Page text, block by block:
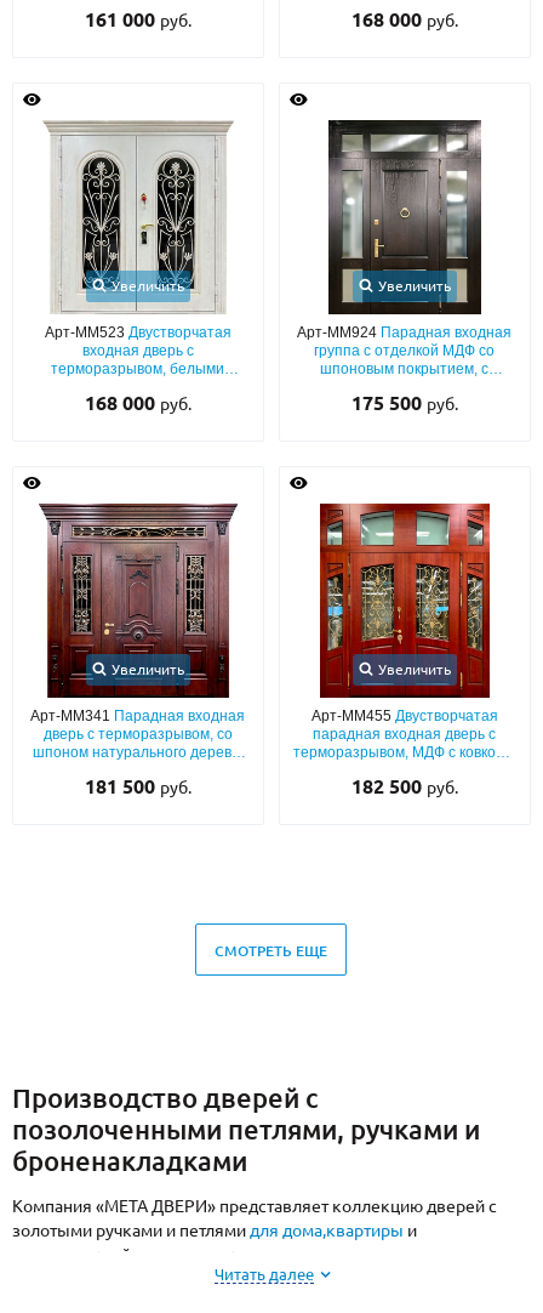
голова»
161 000 руб.
стеклопакетами и кнокером
168 000 руб.
Увеличить
Арт-ММ523 Двустворчатая
входная дверь с
терморазрывом, белыми
решетками, большими стеклами
168 000 руб.
Увеличить
Арт-ММ924 Парадная входная
группа с отделкой МДФ со
шпоновым покрытием, с
кнокером
175 500 руб.
Увеличить
Арт-ММ341 Парадная входная
дверь с терморазрывом, со
шпоном натурального дерева,
капителями
181 500 руб.
Увеличить
Арт-ММ455 Двустворчатая
парадная входная дверь с
терморазрывом, МДФ с ковкой и
182 500 руб.
СМОТРЕТЬ ЕЩЕ
Производство дверей с
позолоченными петлями, ручками и
броненакладками
Компания «МЕТА ДВЕРИ» представляет коллекцию дверей с
золотыми ручками и петлями для дома,квартиры и
коммерческой недвижимости.
Двери с золотой фурнитурой – актуальный тренд в архитектуре и
Читать далее